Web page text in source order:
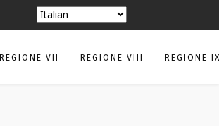
REGIONE VII REGIONE VIII REGIONE